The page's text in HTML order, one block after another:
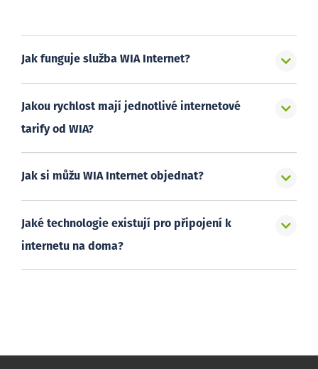
Jak funguje služba WIA Internet?
Jakou rychlost mají jednotlivé internetové
tarify od WIA?
Jak si můžu WIA Internet objednat?
Jaké technologie existují pro připojení k
internetu na doma?